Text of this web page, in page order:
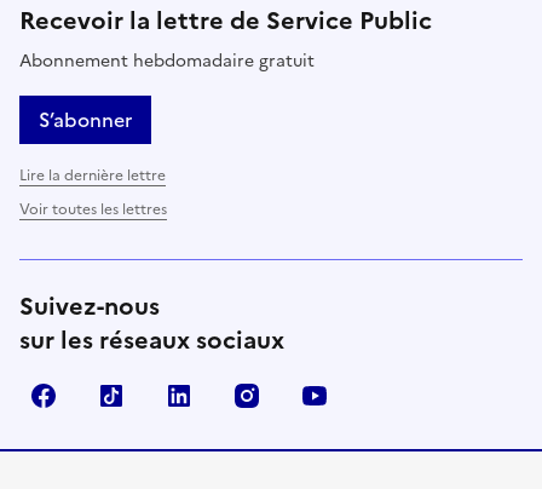
Recevoir la lettre de Service Public
Abonnement hebdomadaire gratuit
S’abonner
Lire la dernière lettre
Voir toutes les lettres
Suivez-nous
sur les réseaux sociaux
FacebookTikTok LinkedIn Instagram